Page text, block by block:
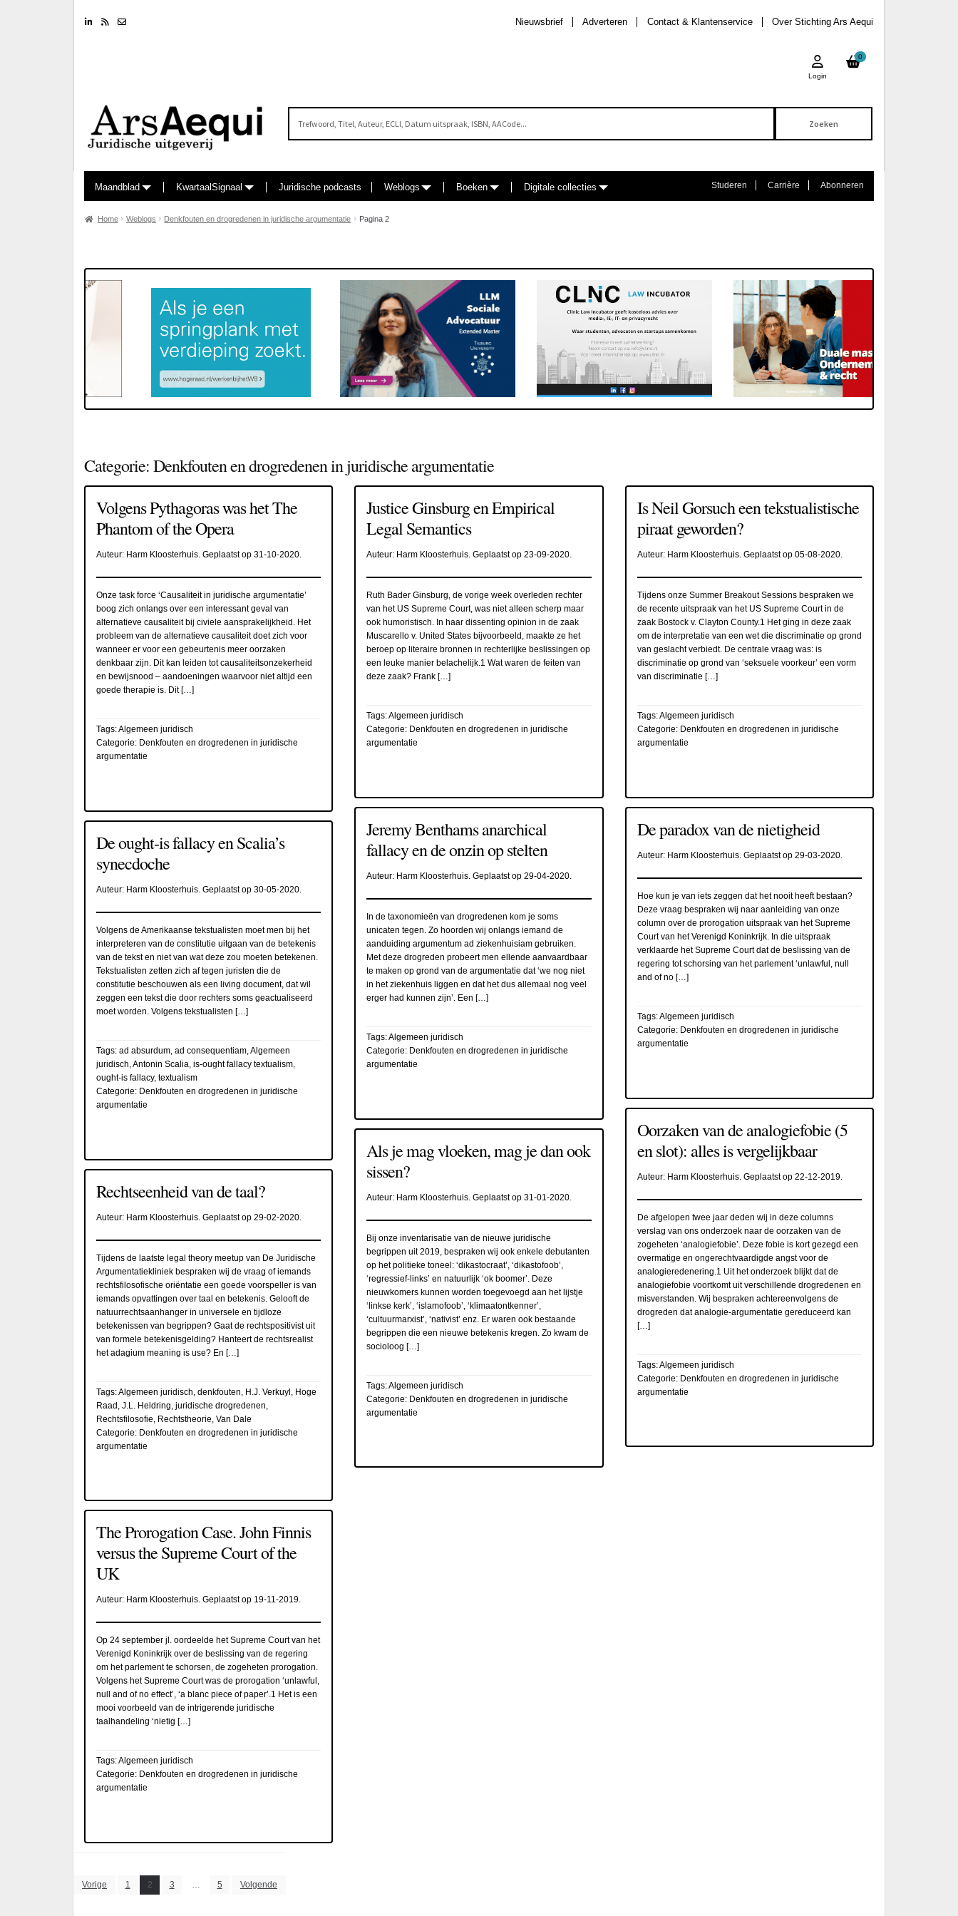
LinkedinRSS feed Over Stichting Ars Aequi
Contact & Klantenservice
Adverteren
Nieuwsbrief
0
Login
Maandblad KwartaalSignaal Juridische podcasts Weblogs Boeken Digitale collecties Studeren Carrière Abonneren
Home Weblogs Denkfouten en drogredenen in juridische argumentatie Pagina 2
Categorie:Denkfouten en drogredenen in juridische argumentatie
Volgens Pythagoras was het The
Phantom of the Opera
Auteur: Harm Kloosterhuis. Geplaatst op 31-10-2020.
Onze task force ‘Causaliteit in juridische argumentatie’
boog zich onlangs over een interessant geval van
alternatieve causaliteit bij civiele aansprakelijkheid. Het
probleem van de alternatieve causaliteit doet zich voor
wanneer er voor een gebeurtenis meer oorzaken
denkbaar zijn. Dit kan leiden tot causaliteitsonzekerheid
en bewijsnood – aandoeningen waarvoor niet altijd een
goede therapie is. Dit […]
Tags:Algemeen juridisch
Categorie: Denkfouten en drogredenen in juridische
argumentatie
De ought-is fallacy en Scalia’s
synecdoche
Auteur: Harm Kloosterhuis . Geplaatst op 30-05-2020
Volgens de Amerikaanse tekstualisten moet men bij het
interpreteren van de constitutie uitgaan van de betekenis
van de tekst en niet van wat deze zou moeten betekenen.
Tekstualisten zetten zich af tegen juristen die de
constitutie beschouwen als een living document, dat wil
zeggen een tekst die door rechters soms geactualiseerd
moet worden. Volgens tekstualisten […]
Tags: ad absurdum ad consequentiam Algemeen
juridisch Antonin Scalia is-ought fallacy textualism
ought-is fallacy, textualism
Categorie: Denkfouten en drogredenen in juridische
argumentatie
Rechtseenheid van de taal?
Auteur: Harm Kloosterhuis . Geplaatst op 29-02-2020
Tijdens de laatste legal theory meetup van De Juridische
Argumentatiekliniek bespraken wij de vraag of iemands
rechtsfilosofische oriëntatie een goede voorspeller is van
iemands opvattingen over taal en betekenis. Gelooft de
natuurrechtsaanhanger in universele en tijdloze
betekenissen van begrippen? Gaat de rechtspositivist uit
van formele betekenisgelding? Hanteert de rechtsrealist
het adagium meaning is use? En […]
Tags:Algemeen juridisch denkfouten H.J. Verkuyl Hoge
Raad J.L. Heldring juridische drogredenen
Rechtsfilosofie Rechtstheorie Van Dale
Categorie: Denkfouten en drogredenen in juridische
argumentatie
The Prorogation Case. John Finnis
versus the Supreme Court of the
UK
Auteur: Harm Kloosterhuis. Geplaatst op 19-11-2019.
Op 24 september jl. oordeelde het Supreme Court van het
Verenigd Koninkrijk over de beslissing van de regering
om het parlement te schorsen, de zogeheten prorogation.
Volgens het Supreme Court was de prorogation ‘unlawful,
null and of no effect’, ‘a blanc piece of paper’.1 Het is een
mooi voorbeeld van de intrigerende juridische
taalhandeling ‘nietig […]
Tags:Algemeen juridisch
Categorie: Denkfouten en drogredenen in juridische
argumentatie
Justice Ginsburg en Empirical
Legal Semantics
Auteur: Harm Kloosterhuis. Geplaatst op23-09-2020.
Ruth Bader Ginsburg, de vorige week overleden rechter
van het US Supreme Court, was niet alleen scherp maar
ook humoristisch. In haar dissenting opinion in de zaak
Muscarello v. United States bijvoorbeeld, maakte ze het
beroep op literaire bronnen in rechterlijke beslissingen op
een leuke manier belachelijk.1 Wat waren de feiten van
deze zaak? Frank […]
Tags:Algemeen juridisch
Categorie: Denkfouten en drogredenen in juridische
argumentatie
Jeremy Benthams anarchical
fallacy en de onzin op stelten
Auteur: Harm Kloosterhuis . Geplaatst op29-04-2020
In de taxonomieën van drogredenen kom je soms
unicaten tegen. Zo hoorden wij onlangs iemand de
aanduiding argumentum ad ziekenhuisiam gebruiken.
Met deze drogreden probeert men ellende aanvaardbaar
te maken op grond van de argumentatie dat ‘we nog niet
in het ziekenhuis liggen en dat het dus allemaal nog veel
erger had kunnen zijn’. Een […]
Tags:Algemeen juridisch
Categorie: Denkfouten en drogredenen in juridische
argumentatie
Als je mag vloeken, mag je dan ook
sissen?
Auteur: Harm Kloosterhuis . Geplaatst op31-01-2020
Bij onze inventarisatie van de nieuwe juridische
begrippen uit 2019, bespraken wij ook enkele debutanten
op het politieke toneel: ‘dikastocraat’, ‘dikastofoob’,
‘regressief-links’ en natuurlijk ‘ok boomer’. Deze
nieuwkomers kunnen worden toegevoegd aan het lijstje
‘linkse kerk’, ‘islamofoob’, ‘klimaatontkenner’,
‘cultuurmarxist’, ‘nativist’ enz. Er waren ook bestaande
begrippen die een nieuwe betekenis kregen. Zo kwam de
socioloog […]
Tags:Algemeen juridisch
Categorie: Denkfouten en drogredenen in juridische
argumentatie
Is Neil Gorsuch een tekstualistische
piraat geworden?
Auteur: Harm Kloosterhuis. Geplaatst op 05-08-2020.
Tijdens onze Summer Breakout Sessions bespraken we
de recente uitspraak van het US Supreme Court in de
zaak Bostock v. Clayton County.1 Het ging in deze zaak
om de interpretatie van een wet die discriminatie op grond
van geslacht verbiedt. De centrale vraag was: is
discriminatie op grond van ‘seksuele voorkeur’ een vorm
van discriminatie […]
Tags:Algemeen juridisch
Categorie: Denkfouten en drogredenen in juridische
argumentatie
De paradox van de nietigheid
Auteur: Harm Kloosterhuis. Geplaatst op 29-03-2020.
Hoe kun je van iets zeggen dat het nooit heeft bestaan?
Deze vraag bespraken wij naar aanleiding van onze
column over de prorogation uitspraak van het Supreme
Court van het Verenigd Koninkrijk. In die uitspraak
verklaarde het Supreme Court dat de beslissing van de
regering tot schorsing van het parlement ‘unlawful, null
and of no […]
Tags:Algemeen juridisch
Categorie: Denkfouten en drogredenen in juridische
argumentatie
Oorzaken van de analogiefobie (5
en slot): alles is vergelijkbaar
Auteur: Harm Kloosterhuis. Geplaatst op 22-12-2019.
De afgelopen twee jaar deden wij in deze columns
verslag van ons onderzoek naar de oorzaken van de
zogeheten ‘analogiefobie’. Deze fobie is kort gezegd een
overmatige en ongerechtvaardigde angst voor de
analogieredenering.1 Uit het onderzoek blijkt dat de
analogiefobie voortkomt uit verschillende drogredenen en
misverstanden. Wij bespraken achtereenvolgens de
drogreden dat analogie-argumentatie gereduceerd kan
[…]
Tags:Algemeen juridisch
Categorie: Denkfouten en drogredenen in juridische
argumentatie
Berichten
Vorige 1 2 3 5 Volgende